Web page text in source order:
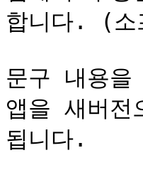
합니다. (소
문구 내용
앱을 새버
됩니다.